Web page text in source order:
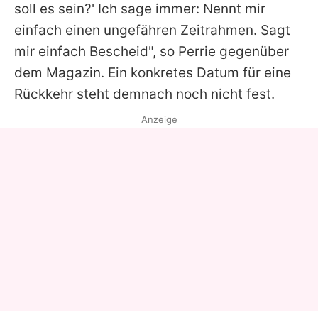
soll es sein?' Ich sage immer: Nennt mir
einfach einen ungefähren Zeitrahmen. Sagt
mir einfach Bescheid", so Perrie gegenüber
dem Magazin. Ein konkretes Datum für eine
Rückkehr steht demnach noch nicht fest.
Anzeige